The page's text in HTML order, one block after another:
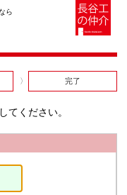
ら
完了
てください。